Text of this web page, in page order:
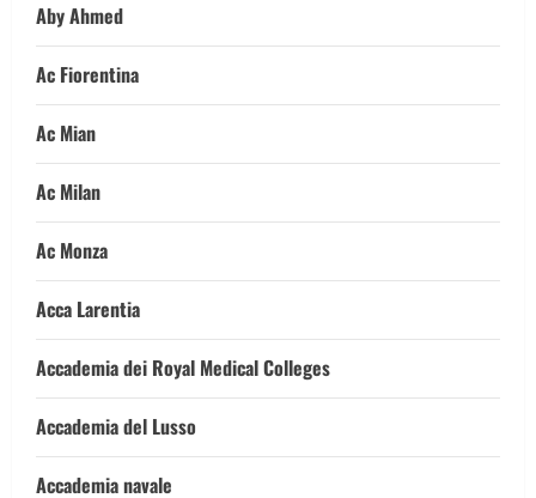
Aby Ahmed
Ac Fiorentina
Ac Mian
Ac Milan
Ac Monza
Acca Larentia
Accademia dei Royal Medical Colleges
Accademia del Lusso
Accademia navale